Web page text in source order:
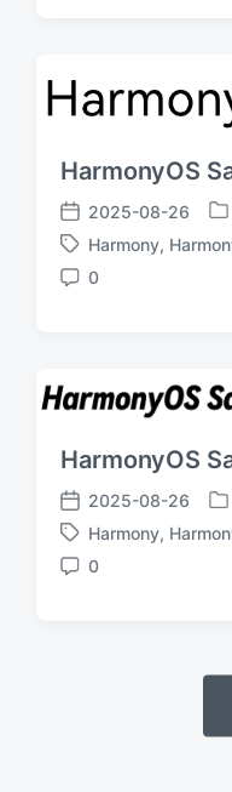
HarmonyOS
发
布
日
2025-08-26
发
布
标
签
Harmony,
评
0
HarmonyOS
发
布
日
2025-08-26
发
布
标
签
Harmony,
评
0